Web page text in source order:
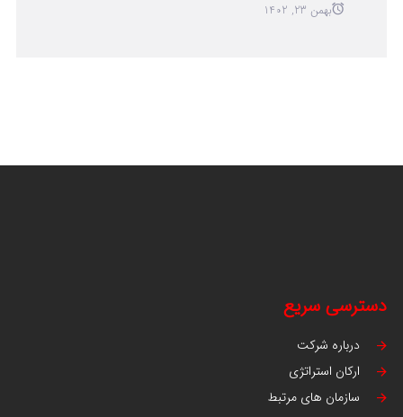
بهمن 23, 1402
دسترسی سریع
درباره شرکت
ارکان استراتژی
سازمان های مرتبط